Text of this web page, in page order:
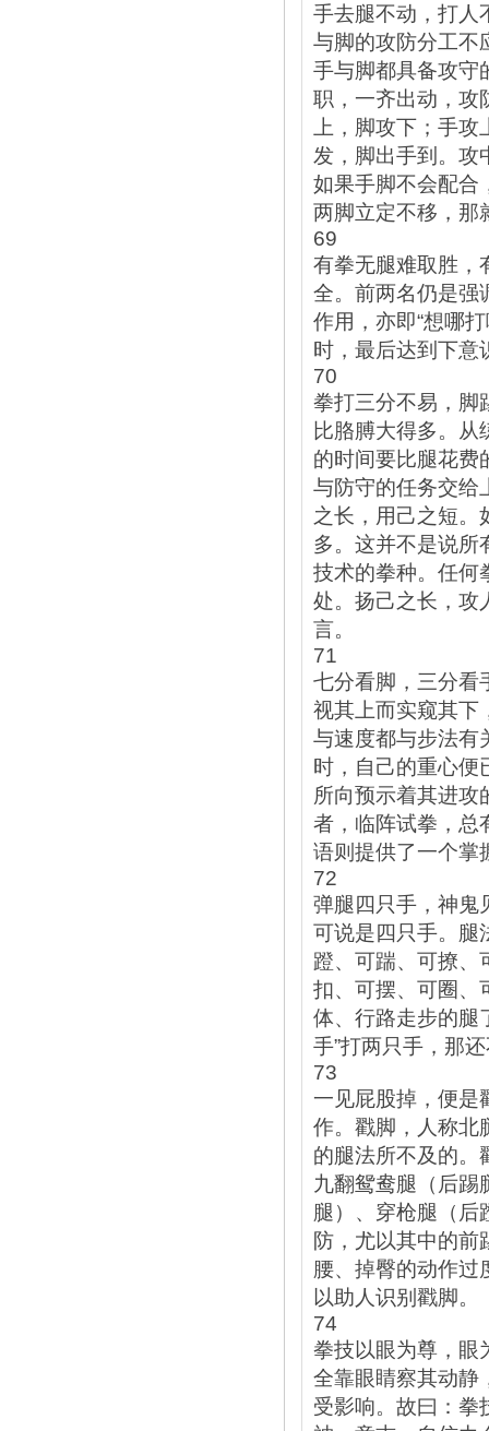
手去腿不动，打人
与脚的攻防分工不
手与脚都具备攻守
职，一齐出动，攻
上，脚攻下；手
发，脚出手到。攻
如果手脚不会配合
两脚立定不移，那
69
有拳无腿难取胜，
全。前两名仍是强
作用，亦即“想哪
时，最后达到下意
70
拳打三分不易，脚
比胳膊大得多。
的时间要比腿花费
与防守的任务交给
之长，用己之短。
多。这并不是说所
技术的拳种。任何
处。扬己之长，攻
言。
71
七分看脚，三分看
视其上而实窥其下
与速度都与步法有
时，自己的重心
所向预示着其进攻
者，临阵试拳，总
语则提供了一个掌
72
弹腿四只手，神鬼
可说是四只手。腿
蹬、可踹、可撩、
扣、可摆、可圈、
体、行路走步的腿
手”打两只手，那
73
一见屁股掉，便是
作。戳脚，人称北
的腿法所不及的。
九翻鸳鸯腿（后踢
腿）、穿枪腿（后
防，尤以其中的
腰、掉臀的动作过
以助人识别戳脚。
74
拳技以眼为尊，眼
全靠眼睛察其动静
受影响。故曰：拳